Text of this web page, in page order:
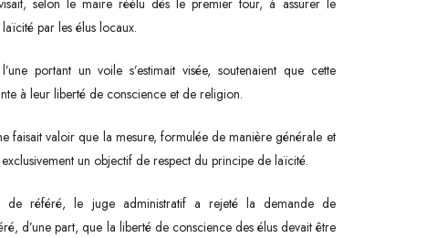
selon le maire réélu dès le premier tour, à assurer le
par les élus locaux.
portant un voile s’estimait visée, soutenaient que cette
à leur liberté de conscience et de religion.
faisait valoir que la mesure, formulée de manière générale et
un objectif de respect du principe de laïcité.
de référé, le juge administratif a rejeté la demande de
d’une part, que la liberté de conscience des élus devait être